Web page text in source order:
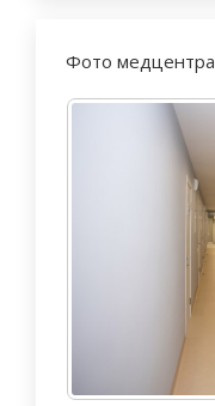
Фото медцентра